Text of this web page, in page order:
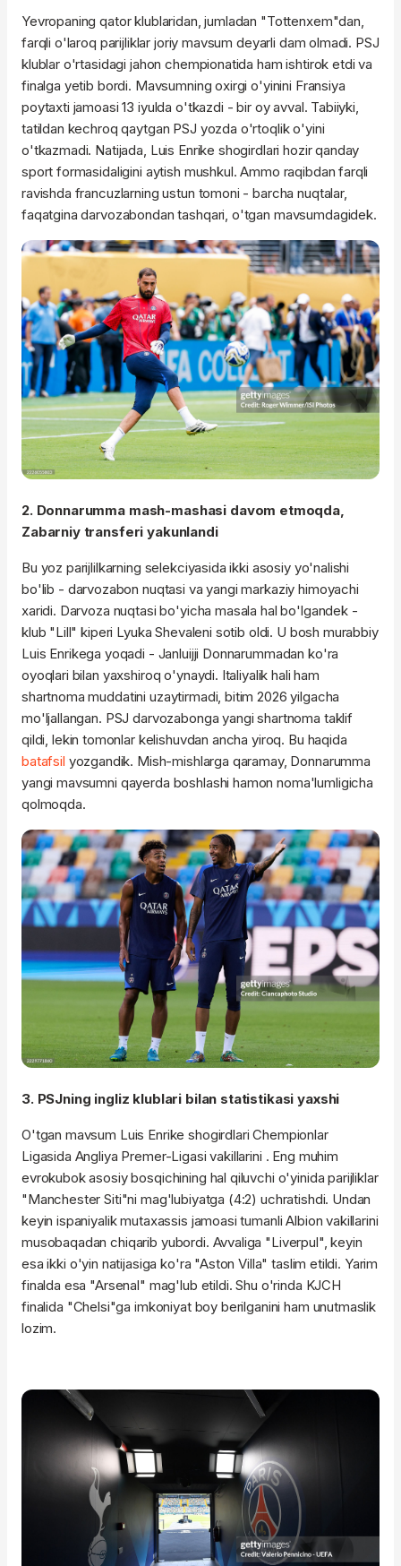
Yevropaning qator klublaridan, jumladan "Tottenxem"dan,
farqli o'laroq parijliklar joriy mavsum deyarli dam olmadi. PSJ
klublar o'rtasidagi jahon chempionatida ham ishtirok etdi va
finalga yetib bordi. Mavsumning oxirgi o'yinini Fransiya
poytaxti jamoasi 13 iyulda o'tkazdi - bir oy avval. Tabiiyki,
tatildan kechroq qaytgan PSJ yozda o'rtoqlik o'yini
o'tkazmadi. Natijada, Luis Enrike shogirdlari hozir qanday
sport formasidaligini aytish mushkul. Ammo raqibdan farqli
ravishda francuzlarning ustun tomoni - barcha nuqtalar,
faqatgina darvozabondan tashqari, o'tgan mavsumdagidek.
2. Donnarumma mash-mashasi davom etmoqda,
Zabarniy transferi yakunlandi
Bu yoz parijlilkarning selekciyasida ikki asosiy yo'nalishi
bo'lib - darvozabon nuqtasi va yangi markaziy himoyachi
xaridi. Darvoza nuqtasi bo'yicha masala hal bo'lgandek -
klub "Lill" kiperi Lyuka Shevaleni sotib oldi. U bosh murabbiy
Luis Enrikega yoqadi - Janluijji Donnarummadan ko'ra
oyoqlari bilan yaxshiroq o'ynaydi. Italiyalik hali ham
shartnoma muddatini uzaytirmadi, bitim 2026 yilgacha
mo'ljallangan. PSJ darvozabonga yangi shartnoma taklif
qildi, lekin tomonlar kelishuvdan ancha yiroq. Bu haqida
batafsil yozgandik. Mish-mishlarga qaramay, Donnarumma
yangi mavsumni qayerda boshlashi hamon noma'lumligicha
qolmoqda.
3. PSJning ingliz klublari bilan statistikasi yaxshi
O'tgan mavsum Luis Enrike shogirdlari Chempionlar
Ligasida Angliya Premer-Ligasi vakillarini . Eng muhim
evrokubok asosiy bosqichining hal qiluvchi o'yinida parijliklar
"Manchester Siti"ni mag'lubiyatga (4:2) uchratishdi. Undan
keyin ispaniyalik mutaxassis jamoasi tumanli Albion vakillarini
musobaqadan chiqarib yubordi. Avvaliga "Liverpul", keyin
esa ikki o'yin natijasiga ko'ra "Aston Villa" taslim etildi. Yarim
finalda esa "Arsenal" mag'lub etildi. Shu o'rinda KJCH
finalida "Chelsi"ga imkoniyat boy berilganini ham unutmaslik
lozim.